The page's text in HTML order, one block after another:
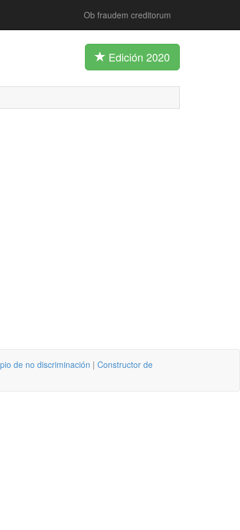
Ob fraudem creditorum
Edición 2020
de no discriminación | Constructor de